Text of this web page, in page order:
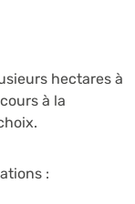
hectares à
à la
: